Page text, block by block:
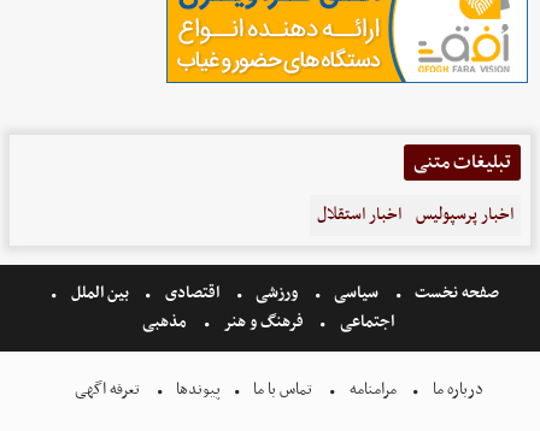
تبلیغات متنی
اخبار پرسپولیس اخبار استقلال
صفحه نخست سیاسی ورزشی اقتصادی
بین الملل
اجتماعی
فرهنگ و هنر مذهبی
درباره ما مرامنامه تماس با ما پیوندها تعرفه اگهی